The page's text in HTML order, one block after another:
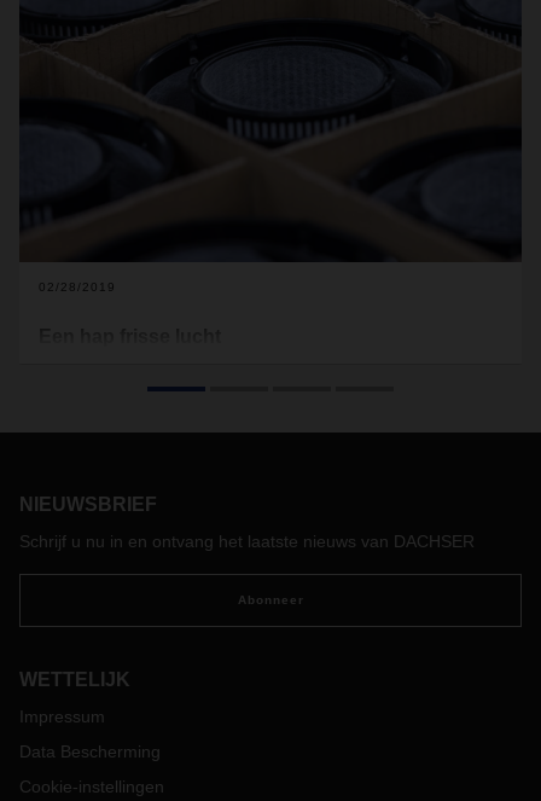
02/28/2019
NIEUWSBRIEF
Schrijf u nu in en ontvang het laatste nieuws van DACHSER
Abonneer
WETTELIJK
Impressum
Data Bescherming
Cookie-instellingen